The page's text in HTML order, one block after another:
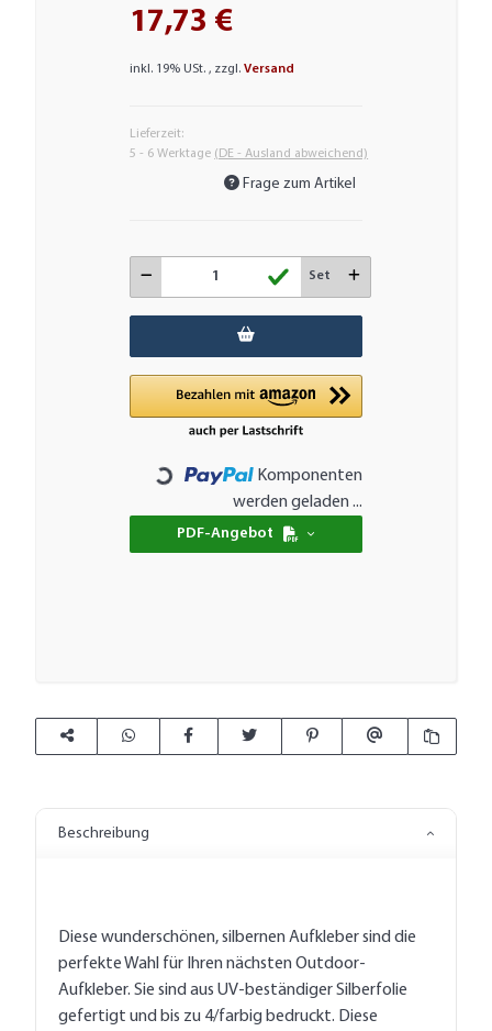
17,73 €
inkl. 19% USt. , zzgl.Versand
Lieferzeit:
5 - 6 Werktage (DE - Ausland abweichend)
Frage zum Artikel
Set
Loading...
Komponenten
werden geladen ...
PDF-Angebot
Beschreibung
Diese wunderschönen, silbernen Aufkleber sind die
perfekte Wahl für Ihren nächsten Outdoor-
Aufkleber. Sie sind aus UV-beständiger Silberfolie
gefertigt und bis zu 4/farbig bedruckt. Diese